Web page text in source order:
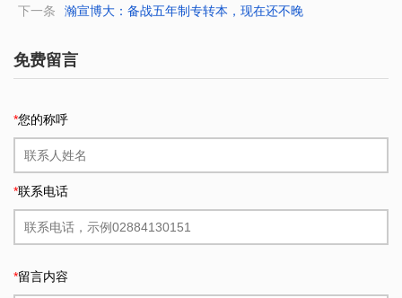
下一条 瀚宣博大：备战五年制专转本，现在还不晚
免费留言
*您的称呼
*联系电话
*留言内容